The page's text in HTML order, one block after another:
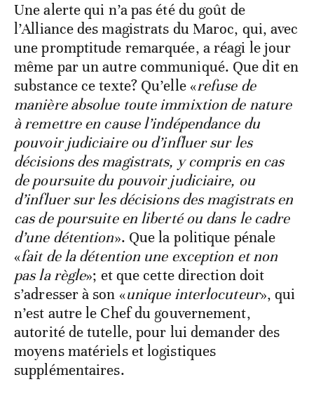
Une alerte qui n’a pas été du goût de
l’Alliance des magistrats du Maroc, qui, avec
une promptitude remarquée, a réagi le jour
même par un autre communiqué. Que dit en
substance ce texte? Qu’elle «refuse de
manière absolue toute immixtion de nature
à remettre en cause l’indépendance du
pouvoir judiciaire ou d’influer sur les
décisions des magistrats, y compris en cas
de poursuite du pouvoir judiciaire, ou
d’influer sur les décisions des magistrats en
cas de poursuite en liberté ou dans le cadre
d’une détention». Que la politique pénale
«fait de la détention une exception et non
pas la règle»; et que cette direction doit
s’adresser à son «unique interlocuteur», qui
n’est autre le Chef du gouvernement,
autorité de tutelle, pour lui demander des
moyens matériels et logistiques
supplémentaires.